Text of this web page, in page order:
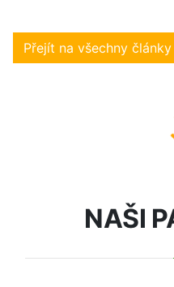
Přejít na všechny články
NAŠI